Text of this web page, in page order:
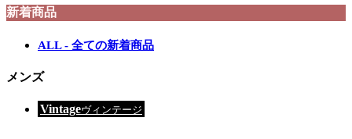
新着商品
ALL - 全ての新着商品
メンズ
Vintageヴィンテージ